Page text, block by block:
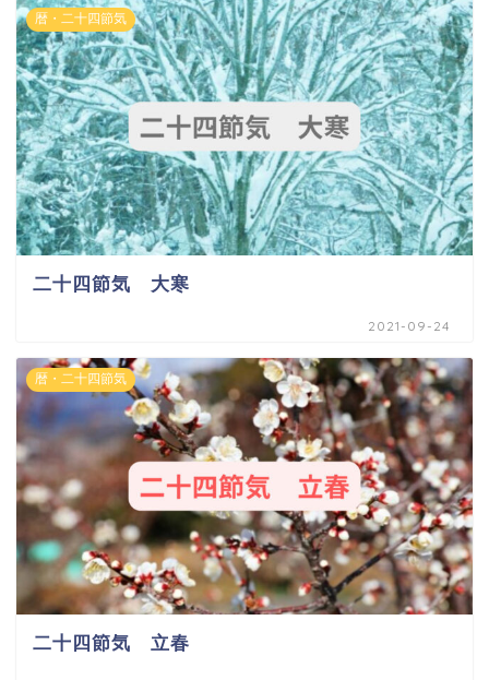
暦・二十四節気
二十四節気 大寒
2021-09-24
暦・二十四節気
二十四節気 立春